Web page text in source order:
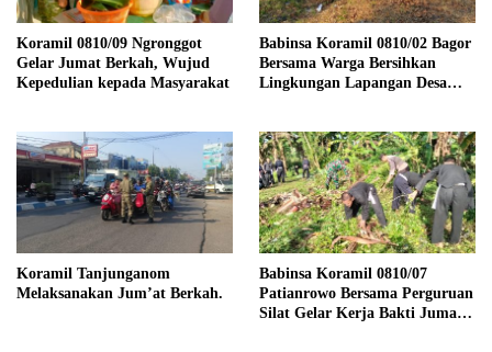
Koramil 0810/09 Ngronggot
Gelar Jumat Berkah, Wujud
Kepedulian kepada Masyarakat
Babinsa Koramil 0810/02 Bagor
Bersama Warga Bersihkan
Lingkungan Lapangan Desa
Koramil Tanjunganom
Melaksanakan Jum’at Berkah.
Babinsa Koramil 0810/07
Patianrowo Bersama Perguruan
Silat Gelar Kerja Bakti Jumat